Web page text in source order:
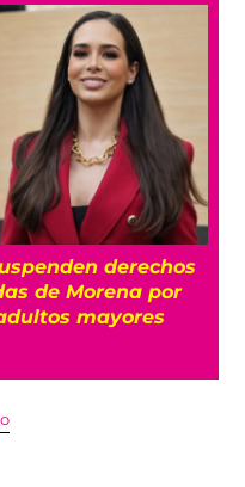
derechos
de Morena por
mayores